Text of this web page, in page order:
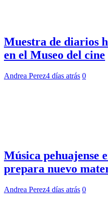
Muestra de diarios
en el Museo del cine
Andrea Perez4 días atrás 0
Música pehuajense
prepara nuevo
Andrea Perez4 días atrás 0